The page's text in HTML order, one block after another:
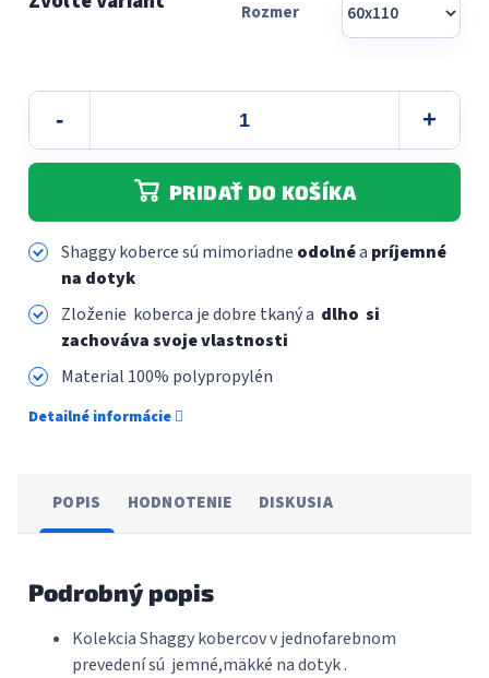
Rozmer
PRIDAŤ DO KOŠÍKA
Shaggy koberce sú mimoriadne odolnéa príjemné
na dotyk
Zloženie koberca je dobre tkanýa dlho si
zachováva svoje vlastnosti
Material 100% polypropylén
Detailné informácie
POPIS HODNOTENIE DISKUSIA
Podrobný popis
KolekciaShaggykobercovvjednofarebnom
prevedení sú jemné,mäkké nadotyk.